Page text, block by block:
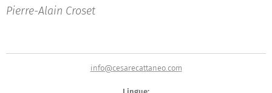
Pierre-Alain Croset
info@cesarecattaneo.com